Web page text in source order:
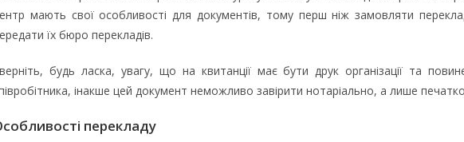
мають свої особливості для документів, тому перш ніж замовляти
їх бюро перекладів.
будь ласка, увагу, що на квитанції має бути друк організації та
інакше цей документ неможливо завірити нотаріально, а лише
перекладу